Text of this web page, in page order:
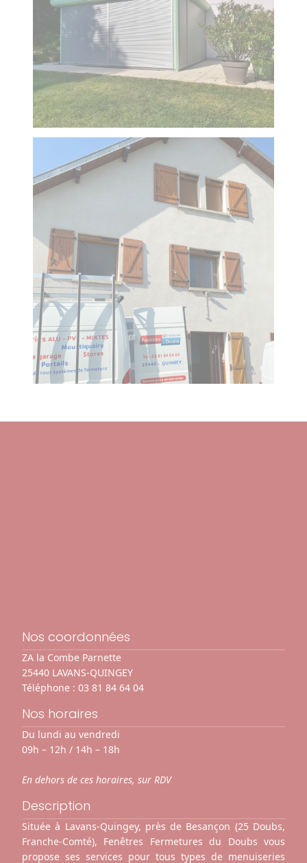
Nos coordonnées
ZA la Combe Parnette
25440 LAVANS-QUINGEY
Téléphone : 03 81 84 64 04
Nos horaires
Du lundi au vendredi
09h – 12h / 14h – 18h
En dehors de ces horaires, sur RDV
Description
Située à Lavans-Quingey, près de Besançon (25 Doubs,
Franche-Comté), Fenêtres Fermetures du Doubs vous
propose ses services pour tous types de menuiseries